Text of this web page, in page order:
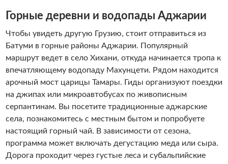
Горные деревни и водопады Аджарии
Чтобы увидеть другую Грузию, стоит отправиться из
Батуми в горные районы Аджарии. Популярный
маршрут ведет в село Хихани, откуда начинается тропа к
впечатляющему водопаду Махунцети. Рядом находится
арочный мост царицы Тамары. Гиды организуют поездки
на джипах или микроавтобусах по живописным
серпантинам. Вы посетите традиционные аджарские
села, познакомитесь с местным бытом и попробуете
настоящий горный чай. В зависимости от сезона,
программа может включать дегустацию меда или сыра.
Дорога проходит через густые леса и субальпийские